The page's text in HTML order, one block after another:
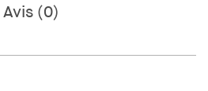
Avis (0)